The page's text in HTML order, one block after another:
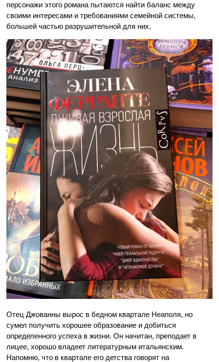
персонажи этого романа пытаются найти баланс между
своими интересами и требованиями семейной системы,
большей частью разрушительной для них.
Отец Джованны вырос в бедном квартале Неаполя, но
сумел получить хорошее образование и добиться
определенного успеха в жизни. Он начитан, преподает в
лицее, хорошо владеет литературным итальянским.
Напомню, что в квартале его детства говорят на